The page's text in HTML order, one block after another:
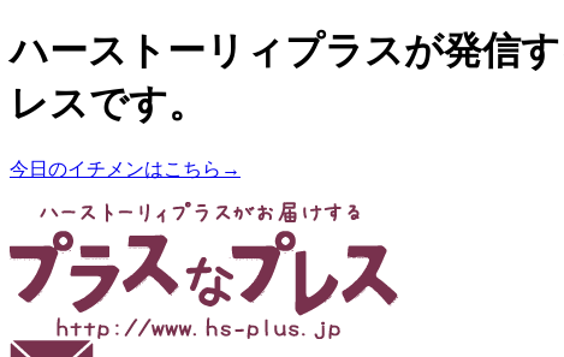
ハーストーリィプラスが発信
レスです。
今日のイチメンはこちら→